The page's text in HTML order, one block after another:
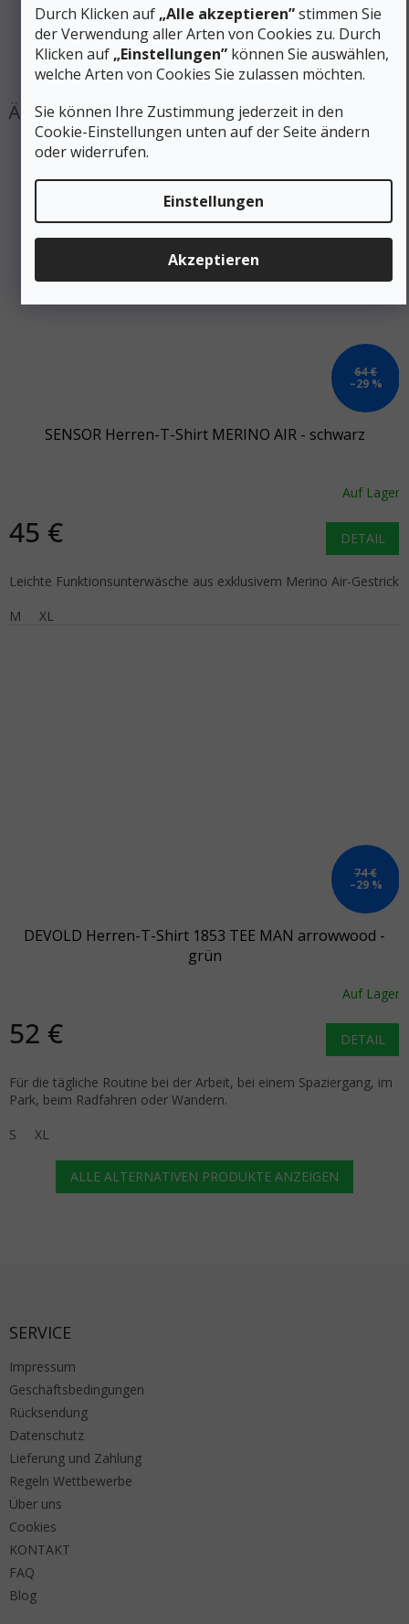
Durch Klicken auf „Alle akzeptieren”stimmen Sie
der Verwendung aller Arten von Cookies zu. Durch
Klicken auf „Einstellungen” können Sie auswählen,
welche Arten von Cookies Sie zulassen möchten.
Sie können Ihre Zustimmung jederzeit in den
Cookie-Einstellungen unten auf der Seite ändern
oder widerrufen.
Einstellungen
Akzeptieren
Größe:
S, M, L, XL, XXL
Produktart:
T-Shirts, Hemden
#sizes_table#
hidden
64 €
–29 %
SENSOR Herren-T-Shirt MERINO AIR - schwarz
Auf Lager
45 € DETAIL
Leichte Funktionsunterwäsche aus exklusivem Merino Air-Gestrick
M
XL
74 €
–29 %
DEVOLD Herren-T-Shirt 1853 TEE MAN arrowwood -
grün
Auf Lager
52 € DETAIL
Für die tägliche Routine bei der Arbeit, bei einem Spaziergang, im
Park, beim Radfahren oder Wandern.
S
XL
ALLE ALTERNATIVEN PRODUKTE ANZEIGEN
SERVICE
Impressum
Geschäftsbedingungen
Rücksendung
Datenschutz
Lieferung und Zahlung
Regeln Wettbewerbe
Über uns
Cookies
KONTAKT
FAQ
Blog